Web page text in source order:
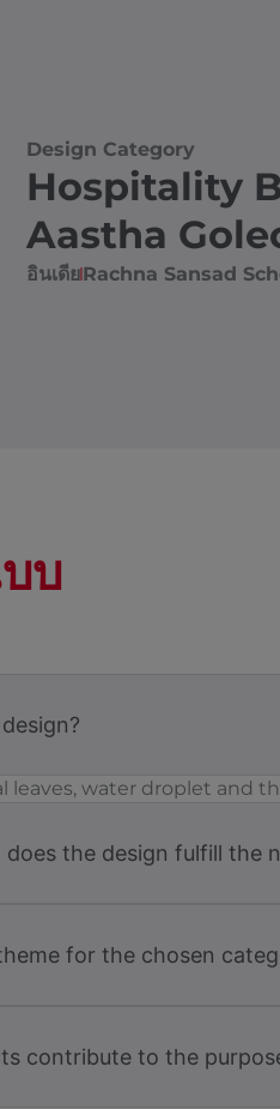
Design Category
Hospitality
Aastha
อินเดียRachna Sansad
บ
leaves, water droplet
the design fulfill the
for the chosen
contribute to the